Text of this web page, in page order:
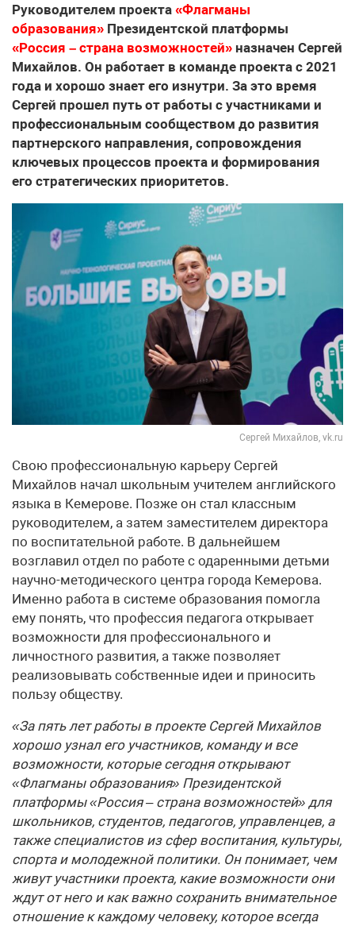
Руководителем проекта «Флагманы
образования» Президентской платформы
«Россия – страна возможностей» назначен Сергей
Михайлов. Он работает в команде проекта с 2021
года и хорошо знает его изнутри. За это время
Сергей прошел путь от работы с участниками и
профессиональным сообществом до развития
партнерского направления, сопровождения
ключевых процессов проекта и формирования
его стратегических приоритетов.
Сергей Михайлов, vk.ru
Свою профессиональную карьеру Сергей
Михайлов начал школьным учителем английского
языка в Кемерове. Позже он стал классным
руководителем, а затем заместителем директора
по воспитательной работе. В дальнейшем
возглавил отдел по работе с одаренными детьми
научно-методического центра города Кемерова.
Именно работа в системе образования помогла
ему понять, что профессия педагога открывает
возможности для профессионального и
личностного развития, а также позволяет
реализовывать собственные идеи и приносить
пользу обществу.
«За пять лет работы в проекте Сергей Михайлов
хорошо узнал его участников, команду и все
возможности, которые сегодня открывают
«Флагманы образования» Президентской
платформы «Россия – страна возможностей» для
школьников, студентов, педагогов, управленцев, а
также специалистов из сфер воспитания, культуры,
спорта и молодежной политики. Он понимает, чем
живут участники проекта, какие возможности они
ждут от него и как важно сохранить внимательное
отношение к каждому человеку, которое всегда